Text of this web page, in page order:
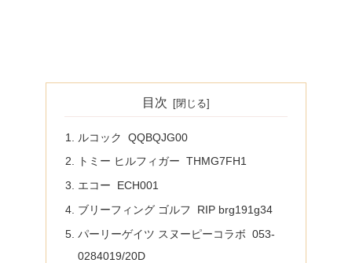
目次
ルコック QQBQJG00
トミー ヒルフィガー THMG7FH1
エコー ECH001
ブリーフィング ゴルフ RIP brg191g34
パーリーゲイツ スヌーピーコラボ 053-
0284019/20D